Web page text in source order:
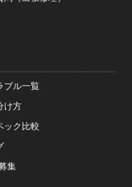
ブル一覧
け方
ック比較
集